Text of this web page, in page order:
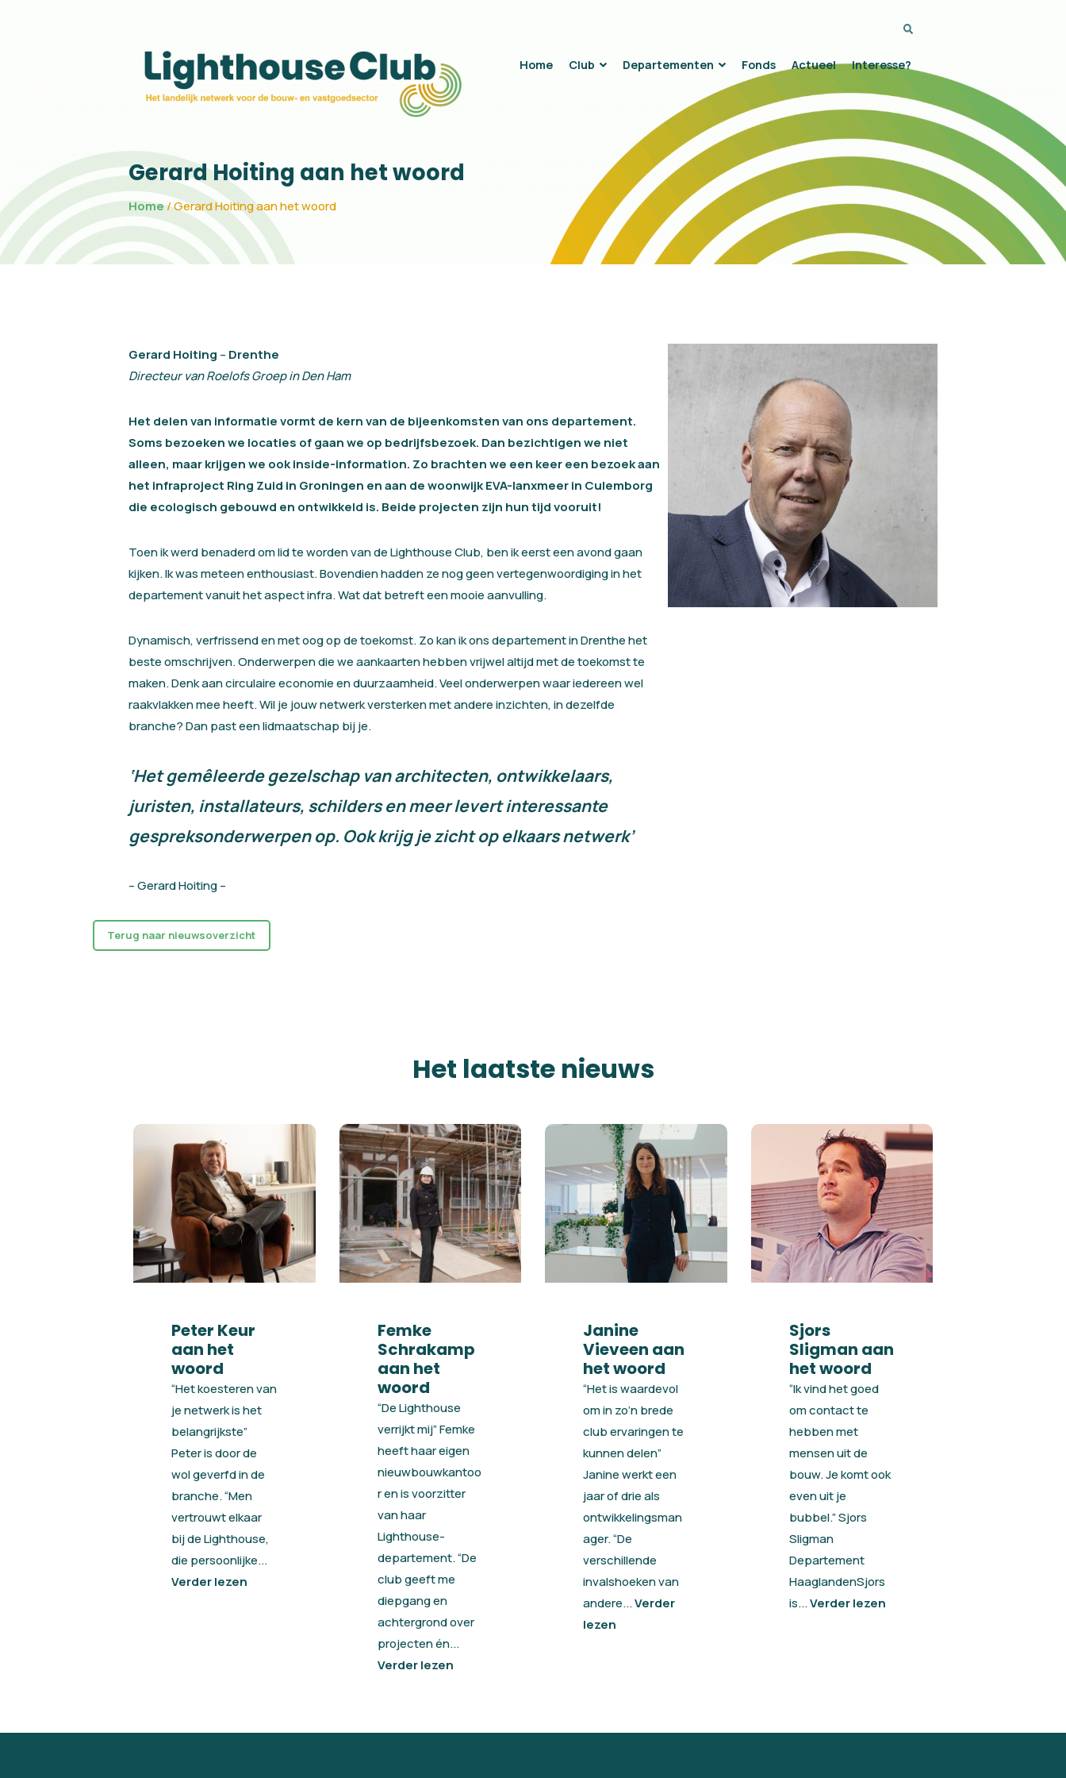
Home Club Departementen Fonds Actueel Interesse?
Zoeken...
Gerard Hoiting aan het woord
Home/Gerard Hoiting aan het woord
Gerard Hoiting – Drenthe
Directeur van Roelofs Groep in Den Ham
Het delen van informatie vormt de kern van de bijeenkomsten van ons departement.
Soms bezoeken we locaties of gaan we op bedrijfsbezoek. Dan bezichtigen we niet
alleen, maar krijgen we ook inside-information. Zo brachten we een keer een bezoek aan
het infraproject Ring Zuid in Groningen en aan de woonwijk EVA-lanxmeer in Culemborg
die ecologisch gebouwd en ontwikkeld is. Beide projecten zijn hun tijd vooruit!
Toen ik werd benaderd om lid te worden van de Lighthouse Club, ben ik eerst een avond gaan
kijken. Ik was meteen enthousiast. Bovendien hadden ze nog geen vertegenwoordiging in het
departement vanuit het aspect infra. Wat dat betreft een mooie aanvulling.
Dynamisch, verfrissend en met oog op de toekomst. Zo kan ik ons departement in Drenthe het
beste omschrijven. Onderwerpen die we aankaarten hebben vrijwel altijd met de toekomst te
maken. Denk aan circulaire economie en duurzaamheid. Veel onderwerpen waar iedereen wel
raakvlakken mee heeft. Wil je jouw netwerk versterken met andere inzichten, in dezelfde
branche? Dan past een lidmaatschap bij je.
‘Het gemêleerde gezelschap van architecten, ontwikkelaars,
juristen, installateurs, schilders en meer levert interessante
gespreksonderwerpen op. Ook krijg je zicht op elkaars netwerk’
– Gerard Hoiting –
Terug naar nieuwsoverzicht
Het laatste nieuws
Peter Keur
aan het
woord
“Het koesteren van
je netwerk is het
belangrijkste”
Peter is door de
wol geverfd in de
branche. “Men
vertrouwt elkaar
bij de Lighthouse,
die persoonlijke...
Verder lezen
Femke
Schrakamp
aan het
woord
“De Lighthouse
verrijkt mij” Femke
heeft haar eigen
nieuwbouwkantoo
r en is voorzitter
van haar
Lighthouse-
departement. “De
club geeft me
diepgang en
achtergrond over
projecten én...
Verder lezen
Janine
Vieveen aan
het woord
“Het is waardevol
om in zo’n brede
club ervaringen te
kunnen delen”
Janine werkt een
jaar of drie als
ontwikkelingsman
ager. “De
verschillende
invalshoeken van
andere...Verder
lezen
Sjors
Sligman aan
het woord
“Ik vind het goed
om contact te
hebben met
mensen uit de
bouw. Je komt ook
even uit je
bubbel.” Sjors
Sligman
Departement
HaaglandenSjors
is...Verder lezen